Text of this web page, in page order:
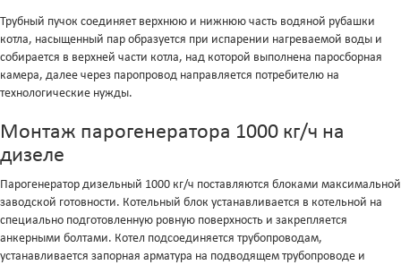
Трубный пучок соединяет верхнюю и нижнюю часть водяной рубашки
котла, насыщенный пар образуется при испарении нагреваемой воды и
собирается в верхней части котла, над которой выполнена паросборная
камера, далее через паропровод направляется потребителю на
технологические нужды.
Монтаж парогенератора 1000 кг/ч на
дизеле
Парогенератор дизельный 1000 кг/ч поставляются блоками максимальной
заводской готовности. Котельный блок устанавливается в котельной на
специально подготовленную ровную поверхность и закрепляется
анкерными болтами. Котел подсоединяется трубопроводам,
устанавливается запорная арматура на подводящем трубопроводе и